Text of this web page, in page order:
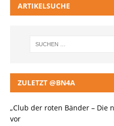
ARTIKELSUCHE
ZULETZT @BN4A
„Club der roten Bänder – Die
vor